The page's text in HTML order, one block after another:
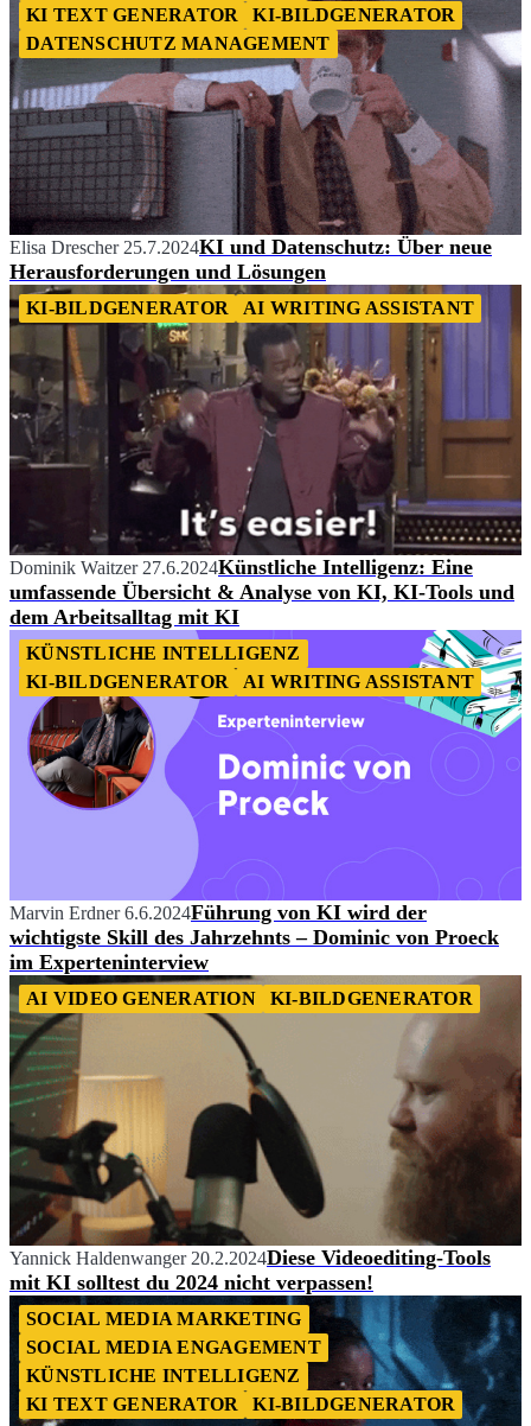
KI TEXT GENERATOR
KI-BILDGENERATOR
DATENSCHUTZ MANAGEMENT
Elisa Drescher 25.7.2024KI und Datenschutz: Über neue
Herausforderungen und Lösungen
KI-BILDGENERATOR AI WRITING ASSISTANT
Dominik Waitzer 27.6.2024Künstliche Intelligenz: Eine
umfassende Übersicht & Analyse von KI, KI-Tools und
dem Arbeitsalltag mit KI
KÜNSTLICHE INTELLIGENZ
KI-BILDGENERATOR
AI WRITING ASSISTANT
Marvin Erdner 6.6.2024Führung von KI wird der
wichtigste Skill des Jahrzehnts – Dominic von Proeck
im Experteninterview
AI VIDEO GENERATION KI-BILDGENERATOR
Yannick Haldenwanger 20.2.2024Diese Videoediting-Tools
mit KI solltest du 2024 nicht verpassen!
SOCIAL MEDIA MARKETING
SOCIAL MEDIA ENGAGEMENT
KÜNSTLICHE INTELLIGENZ
KI TEXT GENERATOR
KI-BILDGENERATOR